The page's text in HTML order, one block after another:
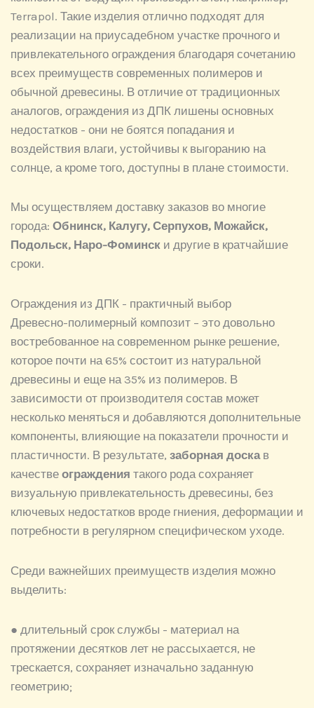
Terrapol. Такие изделия отлично подходят для
реализации на приусадебном участке прочного и
привлекательного ограждения благодаря сочетанию
всех преимуществ современных полимеров и
обычной древесины. В отличие от традиционных
аналогов, ограждения из ДПК лишены основных
недостатков - они не боятся попадания и
воздействия влаги, устойчивы к выгоранию на
солнце, а кроме того, доступны в плане стоимости.
Мы осуществляем доставку заказов во многие
города: Обнинск, Калугу, Серпухов, Можайск,
Подольск, Наро-Фоминск и другие в кратчайшие
сроки.
Ограждения из ДПК - практичный выбор
Древесно-полимерный композит – это довольно
востребованное на современном рынке решение,
которое почти на 65% состоит из натуральной
древесины и еще на 35% из полимеров. В
зависимости от производителя состав может
несколько меняться и добавляются дополнительные
компоненты, влияющие на показатели прочности и
пластичности. В результате, заборная доска в
качестве ограждения такого рода сохраняет
визуальную привлекательность древесины, без
ключевых недостатков вроде гниения, деформации и
потребности в регулярном специфическом уходе.
Среди важнейших преимуществ изделия можно
выделить:
● длительный срок службы - материал на
протяжении десятков лет не рассыхается, не
трескается, сохраняет изначально заданную
геометрию;